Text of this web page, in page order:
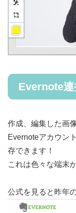
Evernote連
作成、編集した画
Evernoteアカウン
存できます！
これは色々な端末
公式を見ると昨年